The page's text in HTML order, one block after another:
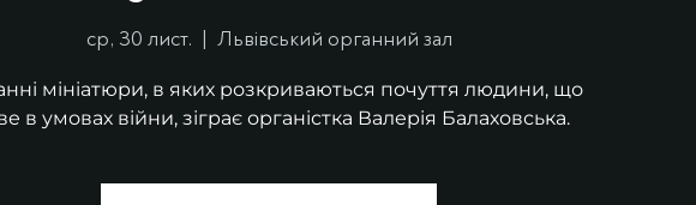
ср, 30 лист.
  |
Львівський органний зал
мініатюри, в яких розкриваються почуття людини, що
в умовах війни, зіграє органістка Валерія Балаховська.